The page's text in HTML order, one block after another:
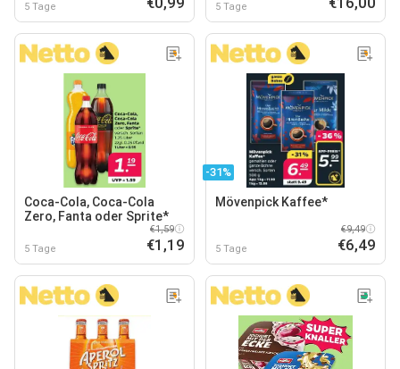
5 Tage 5 Tage
Coca-Cola, Coca-Cola
Zero, Fanta oder Sprite*
5 Tage
€1,59
€1,19
-31%
Mövenpick Kaffee*
5 Tage
€9,49
€6,49